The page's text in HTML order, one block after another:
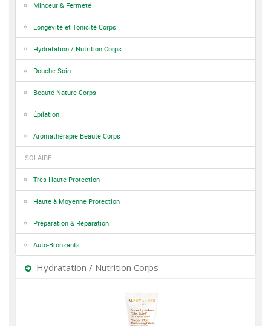
Minceur & Fermeté
Longévité et Tonicité Corps
Hydratation / Nutrition Corps
Douche Soin
Beauté Nature Corps
Épilation
Aromathérapie Beauté Corps
SOLAIRE
Très Haute Protection
Haute à Moyenne Protection
Préparation & Réparation
Auto-Bronzants
Hydratation / Nutrition Corps